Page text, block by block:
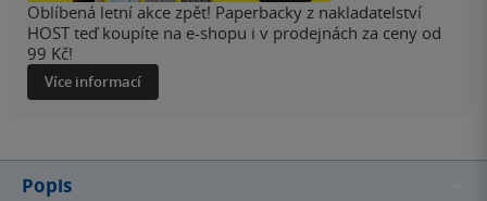
Oblíbená letní akce zpět! Paperbacky z nakladatelství
HOST teď koupíte na e-shopu i v prodejnách za ceny od
99 Kč!
Více informací
Popis